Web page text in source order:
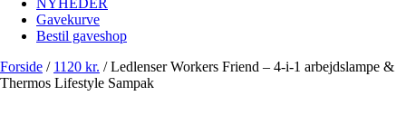
NYHEDER
Gavekurve
Bestil gaveshop
Forside / 1120 kr. /Ledlenser Workers Friend – 4-i-1 arbejdslampe &
Thermos Lifestyle Sampak